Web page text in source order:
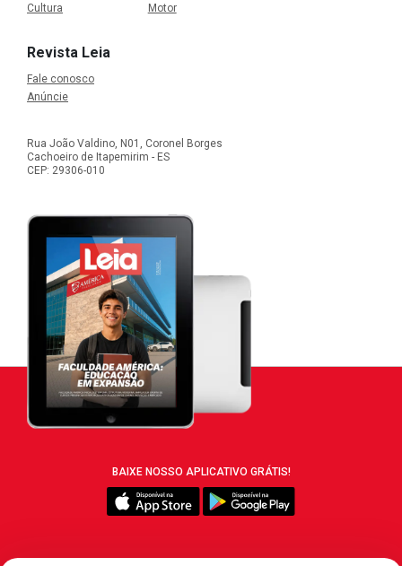
Cultura
Motor
Revista Leia
Fale conosco
Anúncie
Rua João Valdino, N01, Coronel Borges
Cachoeiro de Itapemirim - ES
CEP: 29306-010
BAIXE NOSSO APLICATIVO GRÁTIS!